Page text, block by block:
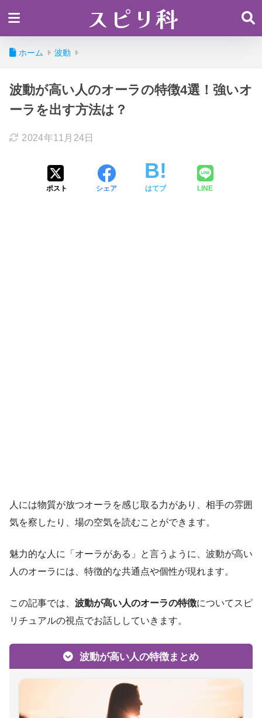
スピリ科
ホーム 波動
波動が高い人のオーラの特徴4選！強いオ
ーラを出す方法は？
2024年11月24日
ポスト シェア はてブ LINE
人には物質が放つオーラを感じ取る力があり、相手の雰囲
気を察したり、場の空気を読むことができます。
魅力的な人に「オーラがある」と言うように、波動が高い
人のオーラには、特徴的な共通点や個性が現れます。
この記事では、 波動が高い人のオーラの特徴についてスピ
リチュアルの視点でお話ししていきます。
波動が高い人の特徴まとめ